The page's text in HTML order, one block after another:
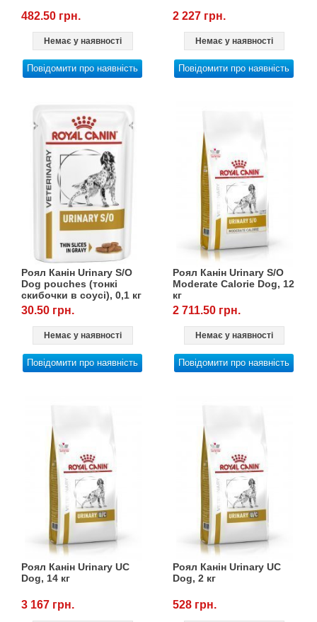
482.50 грн.
Немає у наявності
Повідомити про наявність
2 227 грн.
Немає у наявності
Повідомити про наявність
Роял Канін Urinary S/O
Dog pouches (тонкі
скибочки в соусі), 0,1 кг
30.50 грн.
Немає у наявності
Повідомити про наявність
Роял Канін Urinary S/O
Moderate Calorie Dog, 12
кг
2 711.50 грн.
Немає у наявності
Повідомити про наявність
Роял Канін Urinary UC
Dog, 14 кг
3 167 грн.
Роял Канін Urinary UC
Dog, 2 кг
528 грн.